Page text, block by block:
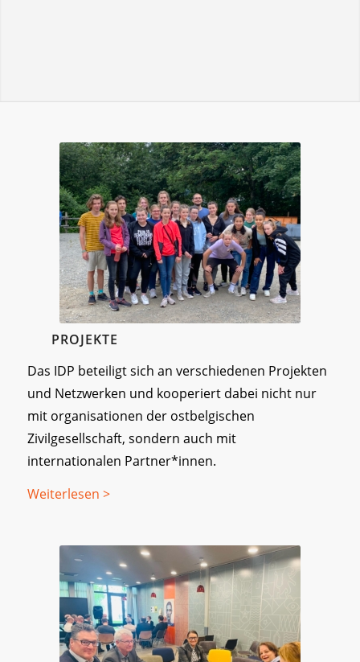
PROJEKTE
Das IDP beteiligt sich an verschiedenen Projekten
und Netzwerken und kooperiert dabei nicht nur
mit organisationen der ostbelgischen
Zivilgesellschaft, sondern auch mit
internationalen Partner*innen.
Weiterlesen >